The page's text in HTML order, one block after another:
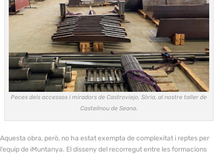
Peces dels accessos i miradors de Castroviejo, Sòria, al nostre taller de
Castellnou de Seana.
Aquesta obra, però, no ha estat exempta de complexitat i reptes per
l’equip de iMuntanya. El disseny del recorregut entre les formacions